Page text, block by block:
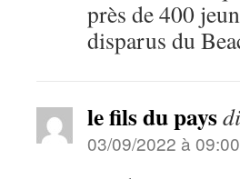
près de 400
disparus du
le fils du pays
03/09/2022 à 09:00